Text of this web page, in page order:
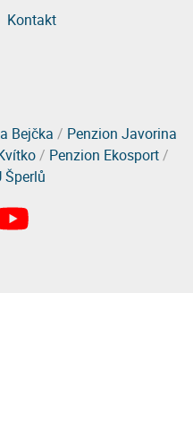
Kontakt
Bejčka / Penzion Javorina
/ Penzion Ekosport/
Šperlů